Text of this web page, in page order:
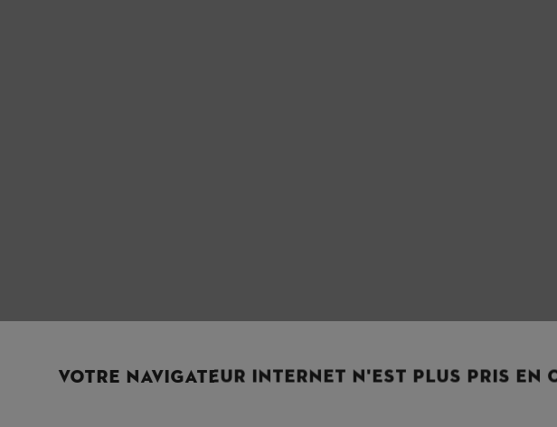
VOTRE NAVIGATEUR INTERNET N'EST PLUS PRIS EN